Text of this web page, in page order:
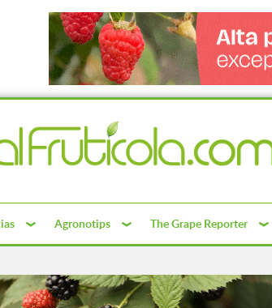
Agronotips The Grape Reporter